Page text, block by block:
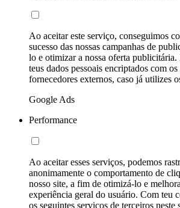
Ao aceitar este serviço, conseguimos
sucesso das nossas campanhas de
lo e otimizar a nossa oferta publicitária.
teus dados pessoais encriptados com os
fornecedores externos, caso já utilizes
Google Ads
Performance
Ao aceitar esses serviços, podemos
anonimamente o comportamento de
nosso site, a fim de otimizá-lo e
experiência geral do usuário. Com teu
os seguintes serviços de terceiros neste